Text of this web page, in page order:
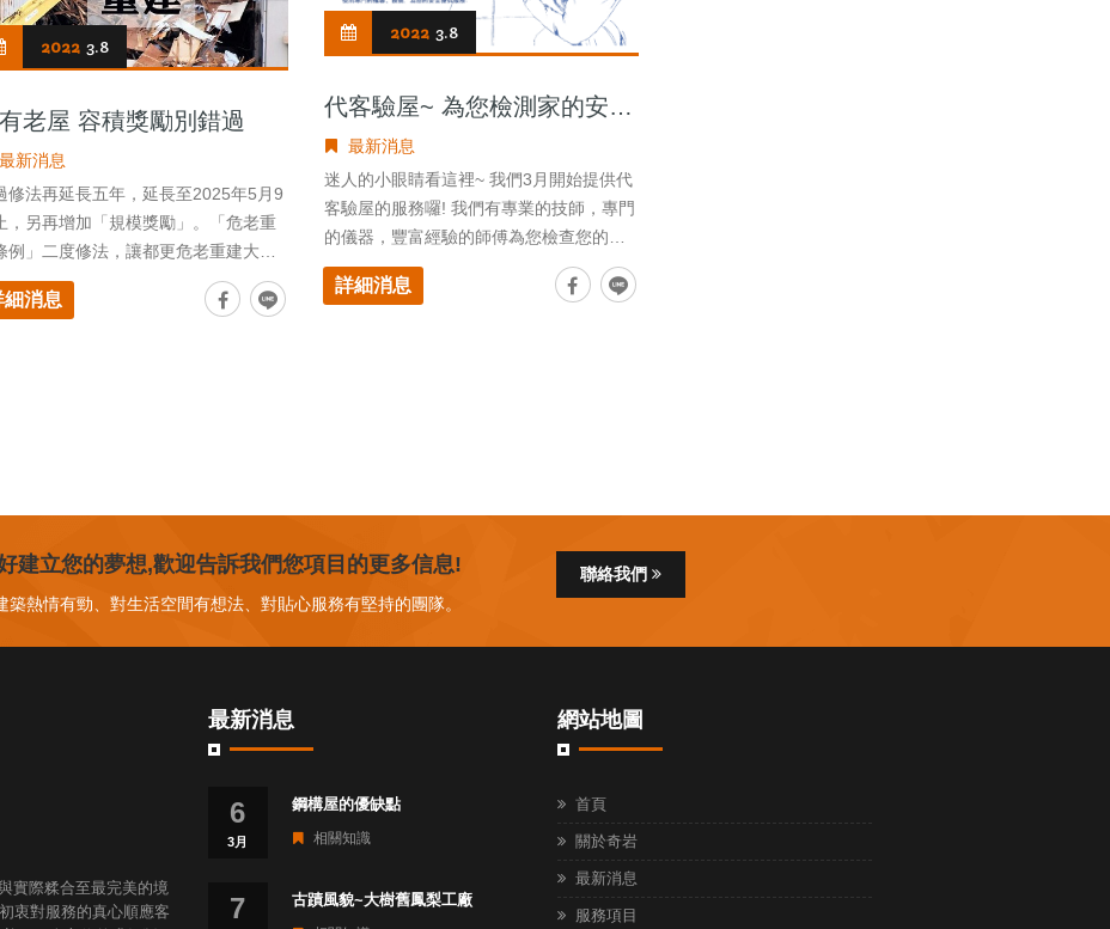
老屋 容積獎勵別錯過
2022 3.8
最新消息
修法再延長五年，延長至2025年5月9
，另再增加「規模獎勵」。「危老重
例」二度修法，讓都更危老重建大爆
細消息
代客驗屋~ 為您檢測家的安全
與品質
2022 3.8
最新消息
迷人的小眼睛看這裡~ 我們3月開始提供代
客驗屋的服務囉! 我們有專業的技師，專門
的儀器，豐富經驗的師傅為您檢查您的愛
家有沒有哪裡有小傷口、小瑕疵，若發現
大問題也會給您提供建議或解決方案，若
詳細消息
建立您的夢想,歡迎告訴我們您項目的更多信息!
築熱情有勁、對生活空間有想法、對貼心服務有堅持的團隊。
聯絡我們
實際糅合至最完美的境
衷對服務的真心順應客
最新消息
6
3月
鋼構屋的優缺點
相關知識
7 古蹟風貌~大樹舊鳳梨工廠
網站地圖
首頁
關於奇岩
最新消息
服務項目